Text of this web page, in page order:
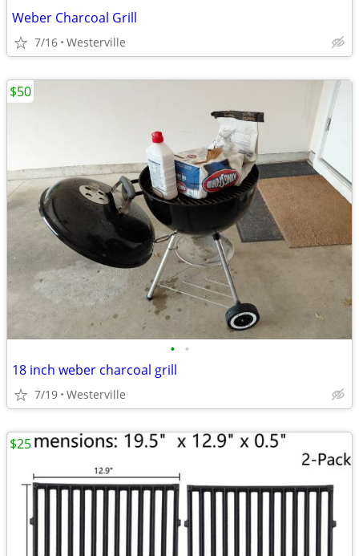
Weber Charcoal Grill
7/16 Westerville
• •
18 inch weber charcoal grill
7/19 Westerville
$50
$25